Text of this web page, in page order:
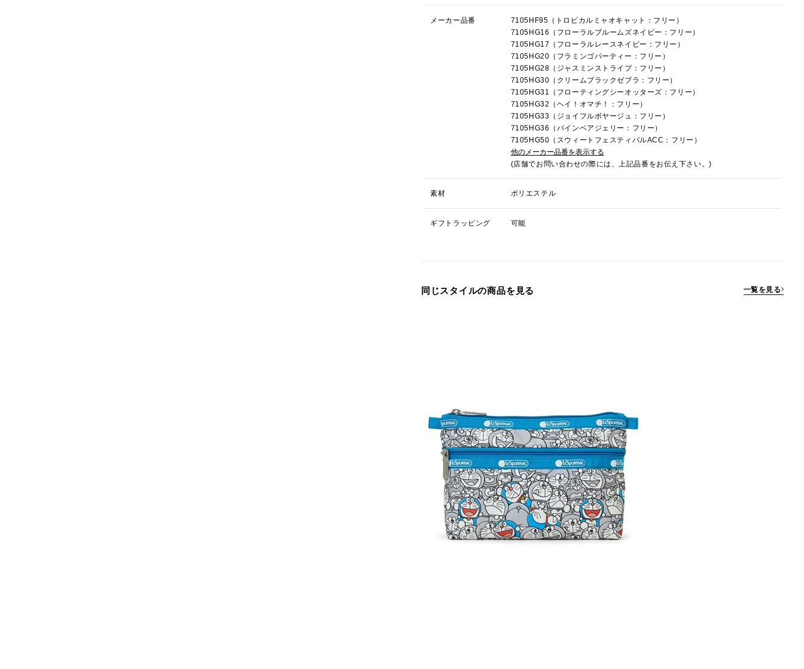
メーカー品番
7105HF95（トロピカルミャオキャット：フリー）
7105HG16（フローラルブルームズネイビー：フリー）
7105HG17（フローラルレースネイビー：フリー）
7105HG20（フラミンゴパーティー：フリー）
7105HG28（ジャスミンストライプ：フリー）
7105HG30（クリームブラックゼブラ：フリー）
7105HG31（フローティングシーオッターズ：フリー）
7105HG32（ヘイ！オマチ！：フリー）
7105HG33（ジョイフルボヤージュ：フリー）
7105HG36（パインベアジェリー：フリー）
7105HG50（スウィートフェスティバルACC：フリー）
他のメーカー品番を表示する
(店舗でお問い合わせの際には、上記品番をお伝え下さい。)
素材 ポリエステル
ギフトラッピング 可能
同じスタイルの商品を見る 一覧を見る